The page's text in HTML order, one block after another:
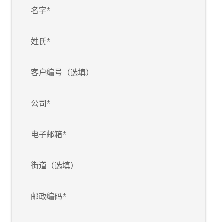
名字
姓氏
客户编号（选填）
公司
电子邮箱
街道（选填）
邮政编码